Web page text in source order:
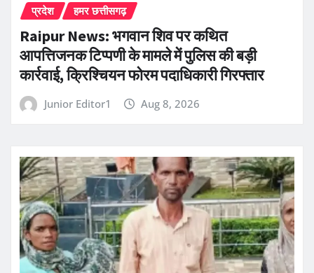
प्रदेश हमर छत्तीसगढ़
Raipur News: भगवान शिव पर कथित
आपत्तिजनक टिप्पणी के मामले में पुलिस की बड़ी
कार्रवाई, क्रिश्चियन फोरम पदाधिकारी गिरफ्तार
Junior Editor1 Aug 8, 2026